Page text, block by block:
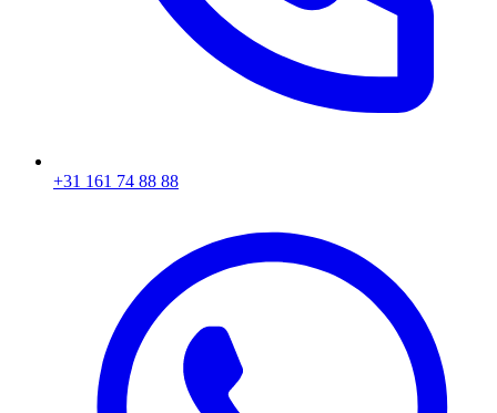
+31 161 74 88 88‬​​​​‌ ‍ ​‍​‍‌‍ ‌ ​‍‌‍‍‌‌‍‌ ‌‍‍‌‌‍ ‍​‍​‍​ ‍‍​‍​‍‌ ​ ‌‍​‌‌‍ ‍‌‍‍‌‌ ‌​‌ ‍‌​‍ ‍‌‍‍‌‌‍ ​‍​‍​‍ ​​‍​‍‌‍‍​‌ ​‍‌‍‌‌‌‍‌‍​‍​‍​ ‍‍​‍​‍‌‍‍​‌ ‌​‌ ‌​‌ ​​​ ‍‍​‍ ​‍ ‌‍ ​‌‍ ‌‍​ ‌‍​‌‌‍ ​‌‍‍​‌‍ ‌ ​ ‌ ‌​​ ‍‍​ ​ ​ ​ ​ ​ ​ ​ ​‍ ‌‍‍‌‌‍ ‍‌ ‌​‌‍‌‌‌‍ ‍‌ ‌​​‍ ‌‍‌‌‌‍‌​‌‍‍‌‌ ‌​​‍ ‌‍ ‌‌‍ ‌‍‌​‌‍‌‌​ ‌‌ ​​‌ ​‍‌‍‌‌‌ ​ ‌‍‌‌‌‍ ‍‌ ‌​‌‍​‌‌ ‌​‌‍‍‌‌‍ ‌‍ ‍​ ‍ ‌‍‍‌‌‍‌​​ ‌‌‍‌ ‌‍ ​‌‍ ‌‍​‍‌‍​‌‌‍ ​​ ‍ ‌ ‌​‌ ‍‌‌ ​​‌‍‌‌​ ‌‌‍‌ ‌‍ ​‌‍ ‌‍​‍‌‍​‌‌‍ ​​ ‍ ‌ ​​‌‍​‌‌ ‌​‌‍‍​​ ‌‌‍​ ‌‍ ‌‍ ‍‌ ‌​‌‍​‌‌‍​ ‌ ‌​​‍ ‍‌ ​​‌‍‍​‌‍ ‌‍ ‍‌‍‌‌​ ‌‍​‍‌‍​‌‌ ​ ‌‍‌‌‌‌‌‌‌ ​‍‌‍ ​​ ‌‌‍‍​‌ ‌​‌ ‌​‌ ​​​‍‌‌​ ​ ‌​​‌​‍‌‌​ ​‍‌​‌‍​‍‌‌​ ​‍‌​‌‍‌‍ ​‌‍ ‌‍​ ‌‍​‌‌‍ ​‌‍‍​‌‍ ‌ ​ ‌ ‌​​‍‌‌​ ​ ‌​​‌​ ​ ​ ​ ​ ​ ​ ​ ​‍‌‍‌‍‍‌‌‍‌​​ ‌‌‍‌ ‌‍ ​‌‍ ‌‍​‍‌‍​‌‌‍ ​​‍‌‍‌ ‌​‌ ‍‌‌ ​​‌‍‌‌​ ‌‌‍‌ ‌‍ ​‌‍ ‌‍​‍‌‍​‌‌‍ ​​‍‌‍‌ ​​‌‍​‌‌ ‌​‌‍‍​​ ‌‌‍​ ‌‍ ‌‍ ‍‌ ‌​‌‍​‌‌‍​ ‌ ‌​​‍ ‍‌ ​​‌‍‍​‌‍ ‌‍ ‍‌‍‌‌​‍‌‍‌ ​​‌‍‌‌‌ ​‍‌ ​ ‌ ​​‌‍‌‌‌‍​ ‌ ‌​‌‍‍‌‌ ‌‍‌‍‌‌​ ‌‌ ​​‌ ‌‌‌‍​‍‌‍ ​‌‍‍‌‌ ​ ‌‍‍​‌‍‌‌‌‍‌​​‍​‍‌ ‌